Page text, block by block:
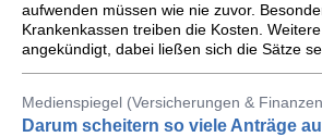
aufwenden müssen wie nie zuvor.
Krankenkassen treiben die Kosten.
angekündigt, dabei ließen sich die Sätze
Medienspiegel (Versicherungen &
Darum scheitern so viele Anträge